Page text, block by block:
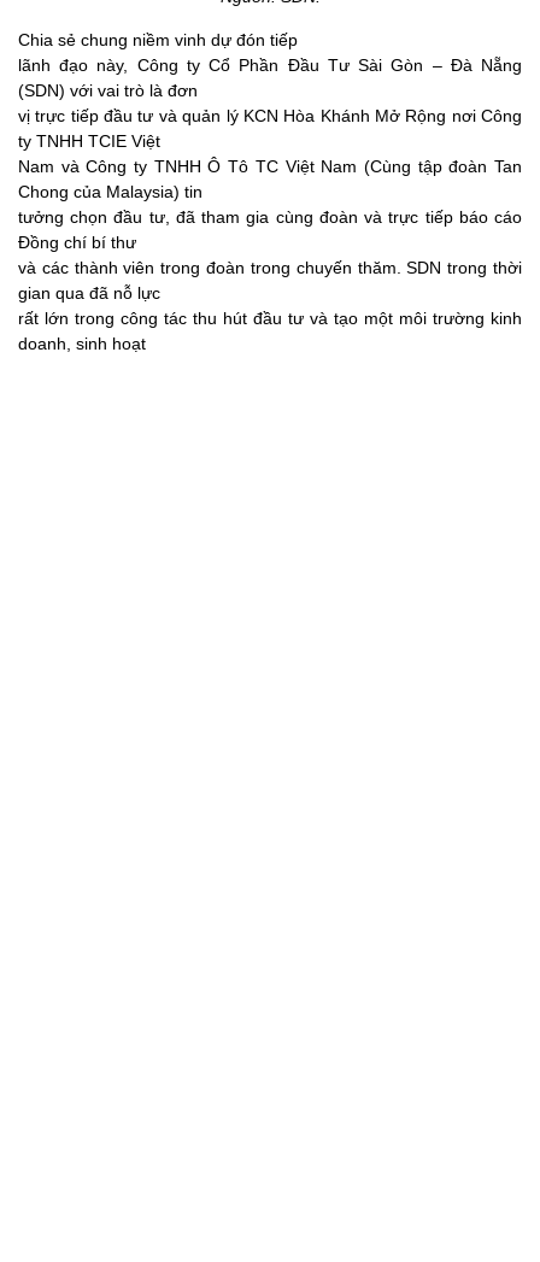
Chia sẻ chung niềm vinh dự đón tiếp
lãnh đạo này, Công ty Cổ Phần Đầu Tư Sài Gòn – Đà Nẵng
(SDN) với vai trò là đơn
vị trực tiếp đầu tư và quản lý KCN Hòa Khánh Mở Rộng nơi Công
ty TNHH TCIE Việt
Nam và Công ty TNHH Ô Tô TC Việt Nam (Cùng tập đoàn Tan
Chong của Malaysia) tin
tưởng chọn đầu tư, đã tham gia cùng đoàn và trực tiếp báo cáo
Đồng chí bí thư
và các thành viên trong đoàn trong chuyến thăm. SDN trong thời
gian qua đã nỗ lực
rất lớn trong công tác thu hút đầu tư và tạo một môi trường kinh
doanh, sinh hoạt